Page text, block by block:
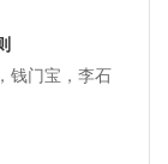
钱门宝，李石